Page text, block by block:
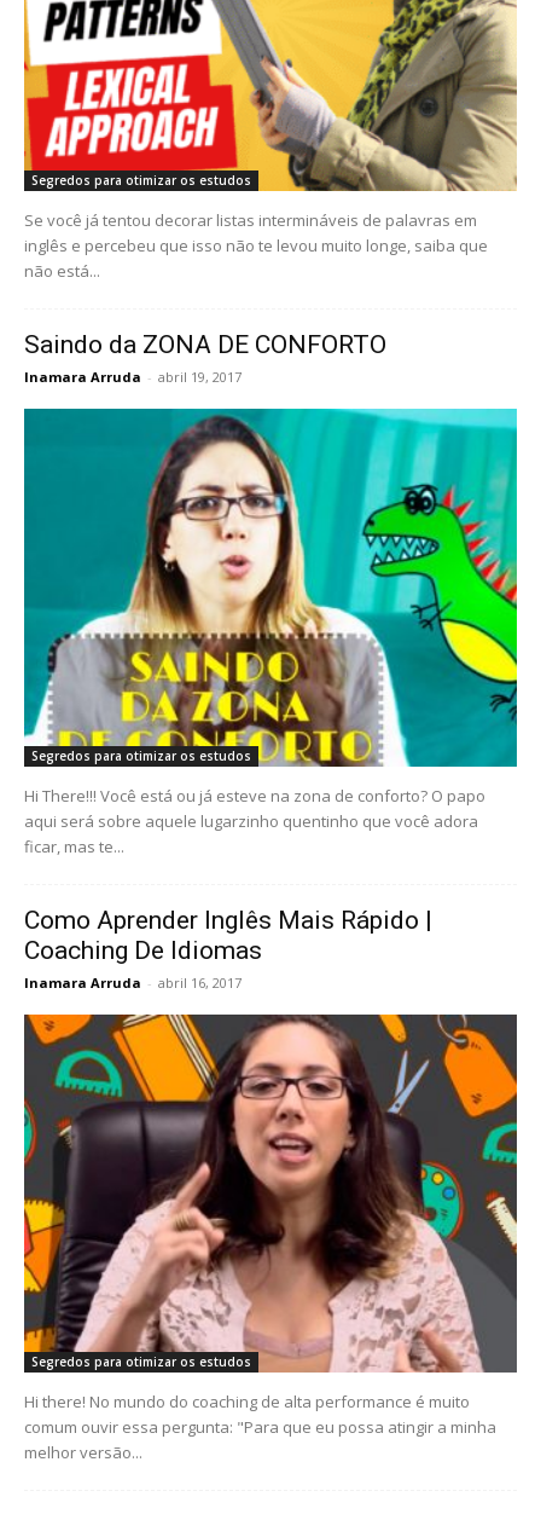
Segredos para otimizar os estudos
Se você já tentou decorar listas intermináveis de palavras em
inglês e percebeu que isso não te levou muito longe, saiba que
não está...
Saindo da ZONA DE CONFORTO
Inamara Arruda - abril 19, 2017
Segredos para otimizar os estudos
Hi There!!! Você está ou já esteve na zona de conforto? O papo
aqui será sobre aquele lugarzinho quentinho que você adora
ficar, mas te...
Como Aprender Inglês Mais Rápido |
Coaching De Idiomas
Inamara Arruda - abril 16, 2017
Segredos para otimizar os estudos
Hi there! No mundo do coaching de alta performance é muito
comum ouvir essa pergunta: "Para que eu possa atingir a minha
melhor versão...